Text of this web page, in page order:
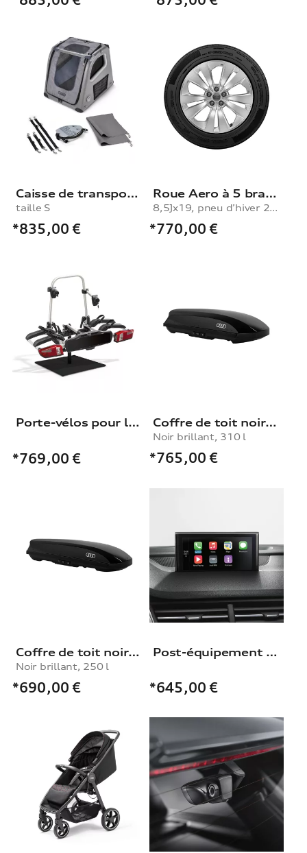
Caisse de transport pour chien , taille S
taille S
*835,00 €
Roue Aero à 5 branches
8,5Jx19, pneu d’hiver 265/55 R19 113H XL
*770,00 €
Porte-vélos pour le dispositif d'attelage
*769,00 €
Coffre de toit noir brillant, 310 l
Noir brillant, 310 l
*765,00 €
Coffre de toit noir brillant, 250 l
Noir brillant, 250 l
*690,00 €
Post-équipement pour Interface Audi smartphone
*645,00 €